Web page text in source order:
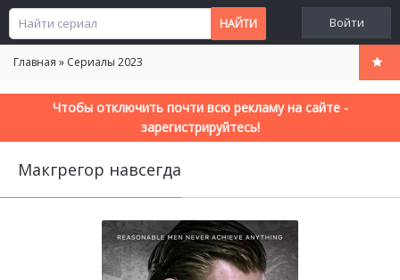
Войти
Главная » Сериалы 2023
Чтобы отключить почти всю рекламу на сайте -
зарегистрируйтесь!
Макгрегор навсегда